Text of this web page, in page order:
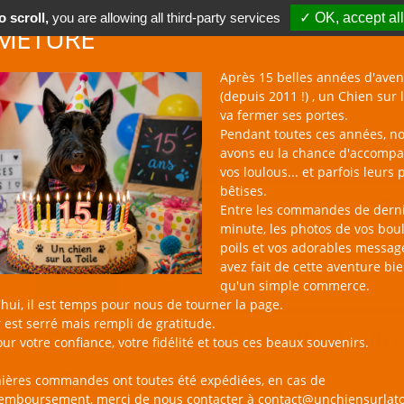
Après 15 belles années
(depuis 2011 !) , un Chien sur
va fermer ses portes.
Pendant toutes ces années,
avons eu la chance
vos loulous... et parfois leurs
bêtises.
Entre les commandes de
minute, les photos de vos
poils et vos adorables
avez fait de cette aventure
qu'un simple commerce.
il est temps pour nous de tourner la page.
est serré mais rempli de gratitude.
votre confiance, votre fidélité et tous ces beaux souvenirs.
commandes ont toutes été expédiées, en cas de
merci de nous contacter à
NAC NOUVEAUTÉS BLOG CONTACT
un Chien sur la Toile
Canne à Pêche Citrouille
6,90 €
scroll,you are allowing all third-party services ✓ OK, accept all